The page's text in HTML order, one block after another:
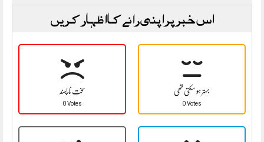
اس خبر پر اپنی رائے کا اظہار کریں
سخت نا پسند
0 Votes
بہتر ہو سکتی تھی
0 Votes